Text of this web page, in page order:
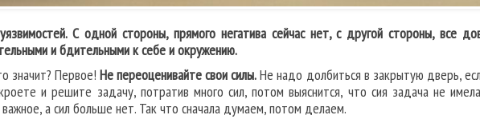
С одной стороны, прямого негатива сейчас нет, с другой стороны, все
и бдительными к себе и окружению.
значит? Первое!Не переоценивайте свои силы.Не надо долбиться в закрытую дверь,
и решите задачу, потратив много сил, потом выяснится, что сия задача не
а сил больше нет. Так что сначала думаем, потом делаем.